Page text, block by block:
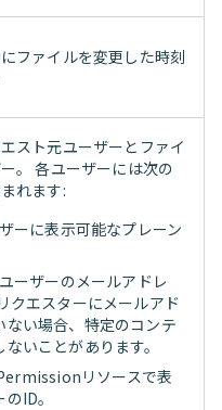
ファイルを変更した時刻
スト元ユーザーとファイ
。 各ユーザーには次の
れます:
ーに表示可能なプレーン
ーザーのメールアドレ
クエスターにメールアド
ない場合、特定のコンテ
いことがあります。
リソースで表
ID。